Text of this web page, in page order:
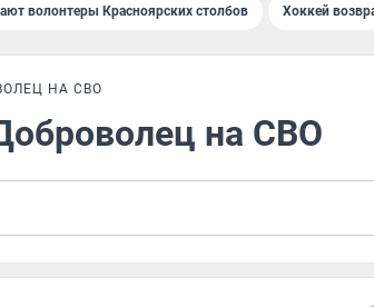
волонтеры Красноярских столбов Хоккей
НА СВО
на СВО